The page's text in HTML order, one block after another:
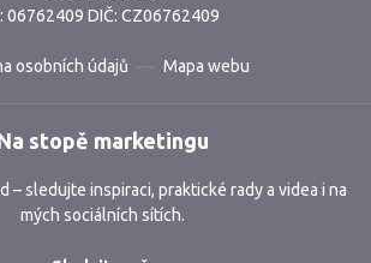
06762409 DIČ: CZ06762409
osobních údajů Mapa webu
stopě marketingu
– sledujte inspiraci, praktické rady a videa i na
mých sociálních sítích.